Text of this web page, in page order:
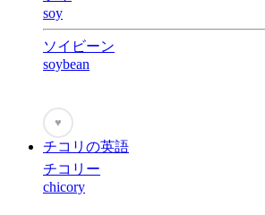
soy
ソイビーン
soybean
♥
チコリの英語
チコリー
chicory